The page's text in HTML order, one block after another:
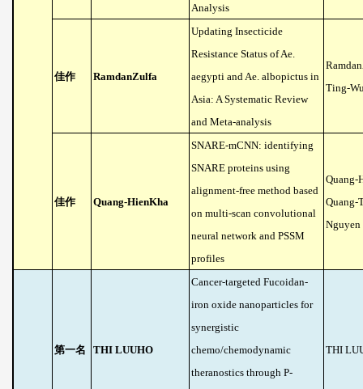
Analysis
佳作 RamdanZulfa
Updating Insecticide
Resistance Status of Ae.
aegypti and Ae. albopictus in
Asia: A Systematic Review
and Meta-analysis
Ting-
佳作 Quang-HienKha
SNARE-mCNN: identifying
SNARE proteins using
alignment-free method based
on multi-scan convolutional
neural network and PSSM
profiles
Quang-
Quang-
第一名 THI LUUHO
Cancer-targeted Fucoidan-
iron oxide nanoparticles for
synergistic
chemo/chemodynamic
theranostics through P-
THI